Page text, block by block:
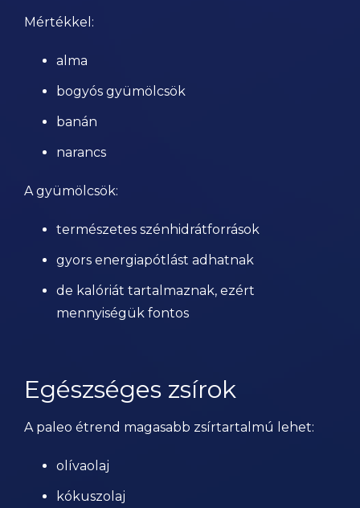
Mértékkel:
alma
bogyós gyümölcsök
banán
narancs
A gyümölcsök:
természetes szénhidrátforrások
gyors energiapótlást adhatnak
de kalóriát tartalmaznak, ezért
mennyiségük fontos
Egészséges zsírok
A paleo étrend magasabb zsírtartalmú lehet:
olívaolaj
kókuszolaj